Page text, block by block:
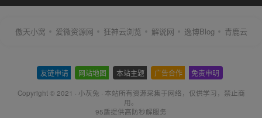
傲天小窝 爱微资源网 狂神云浏览 解说网 逸博Blog 青鹿云
友链申请 网站地图 本站主题 广告合作 免责申明
Copyright © 2021 · 小灰兔 · 本站所有资源采集于网络，仅供学习，禁止商
用。
95盾提供高防秒解服务